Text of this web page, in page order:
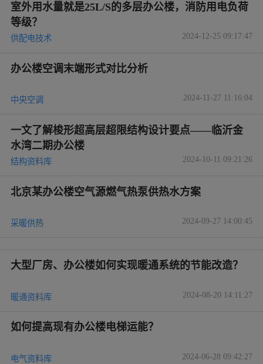
室外用水量就是25L/S的多层办公楼，消防用电负荷
等级？
供配电技术 2024-12-25 09:17:47
办公楼空调末端形式对比分析
中央空调 2024-11-27 11:16:04
一文了解梭形超高层超限结构设计要点——临沂金
水湾二期办公楼
结构资料库 2024-10-11 09:21:26
北京某办公楼空气源燃气热泵供热水方案
采暖供热 2024-09-27 14:00:45
大型厂房、办公楼如何实现暖通系统的节能改造？
暖通资料库 2024-08-20 14:11:27
如何提高现有办公楼电梯运能？
电气资料库 2024-06-28 09:42:27